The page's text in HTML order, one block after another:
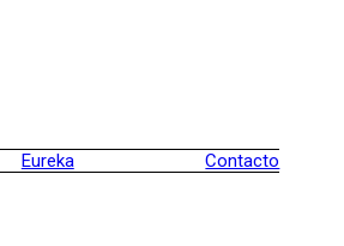
Eureka
Contacto